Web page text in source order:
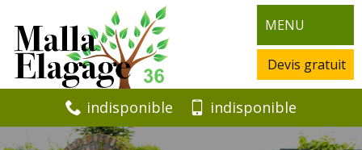
MENU
Devis gratuit
indisponible indisponible